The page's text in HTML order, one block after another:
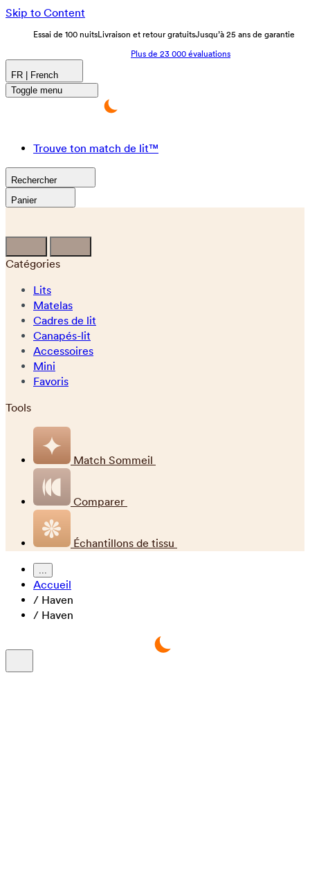
Skip to Content
Essai de 100 nuitsLivraison et retour gratuitsJusqu’à 25 ans de garantie
Plus de 23 000 évaluations
FR | French
Toggle menu
Trouve ton match de lit™
Rechercher
Panier
Catégories
Lits
Matelas
Cadres de lit
Canapés-lit
Accessoires
Mini
Favoris
Tools
Match Sommeil
Comparer
Échantillons de tissu
...
Accueil
/ Haven
/ Haven